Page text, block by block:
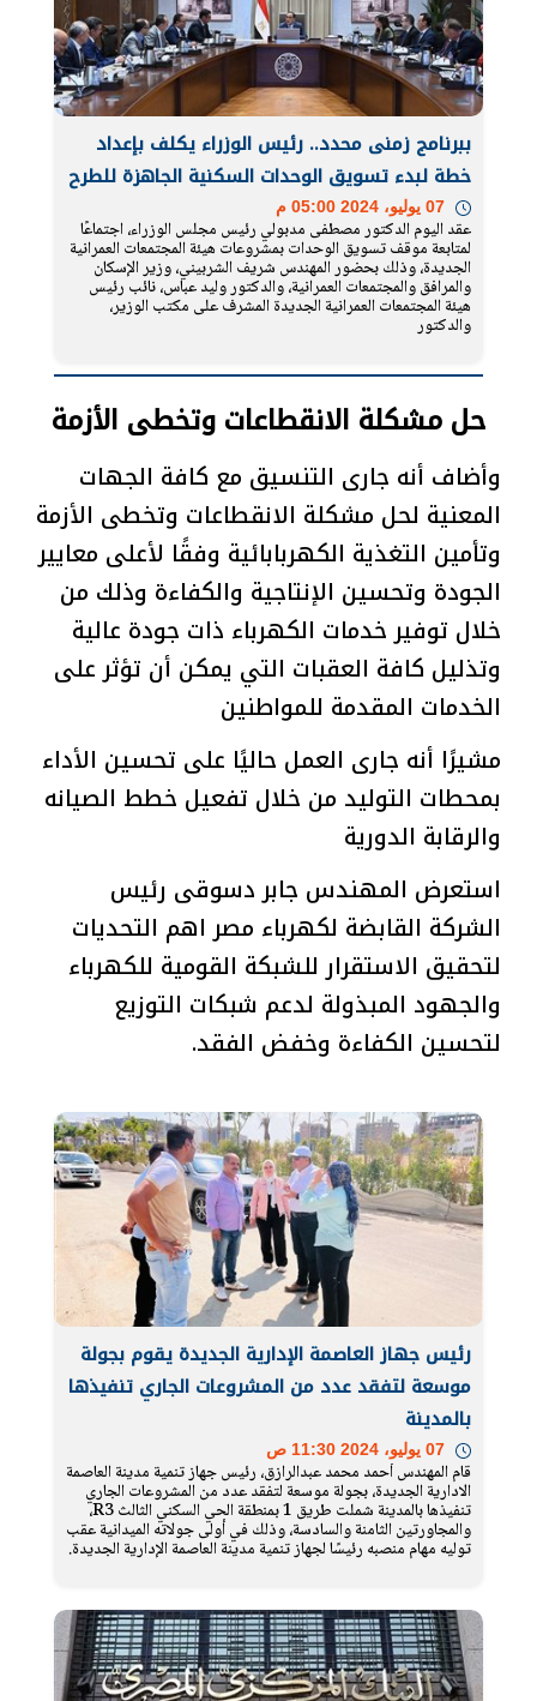
ببرنامج زمنى محدد.. رئيس الوزراء يكلف بإعداد
خطة لبدء تسويق الوحدات السكنية الجاهزة للطرح
عقد اليوم الدكتور مصطفى مدبولي رئيس مجلس الوزراء، اجتماعًا
لمتابعة موقف تسويق الوحدات بمشروعات هيئة المجتمعات العمرانية
الجديدة، وذلك بحضور المهندس شريف الشربيني، وزير الإسكان
والمرافق والمجتمعات العمرانية، والدكتور وليد عباس، نائب رئيس
هيئة المجتمعات العمرانية الجديدة المشرف على مكتب الوزير،
والدكتور
حل مشكلة الانقطاعات وتخطى الأزمة
وأضاف أنه جارى التنسيق مع كافة الجهات
المعنية لحل مشكلة الانقطاعات وتخطى الأزمة
وتأمين التغذية الكهربابائية وفقًا لأعلى معايير
الجودة وتحسين الإنتاجية والكفاءة وذلك من
خلال توفير خدمات الكهرباء ذات جودة عالية
وتذليل كافة العقبات التي يمكن أن تؤثر على
الخدمات المقدمة للمواطنين
مشيرًا أنه جارى العمل حاليًا على تحسين الأداء
بمحطات التوليد من خلال تفعيل خطط الصيانه
والرقابة الدورية
استعرض المهندس جابر دسوقى رئيس
الشركة القابضة لكهرباء مصر اهم التحديات
لتحقيق الاستقرار للشبكة القومية للكهرباء
والجهود المبذولة لدعم شبكات التوزيع
لتحسين الكفاءة وخفض الفقد.
رئيس جهاز العاصمة الإدارية الجديدة يقوم بجولة
موسعة لتفقد عدد من المشروعات الجاري تنفيذها
بالمدينة
قام المهندس أحمد محمد عبدالرازق، رئيس جهاز تنمية مدينة العاصمة
الادارية الجديدة، بجولة موسعة لتفقد عدد من المشروعات الجاري
تنفيذها بالمدينة شملت طريق 1 بمنطقة الحي السكني الثالث R3،
والمجاورتين الثامنة والسادسة، وذلك في أولى جولاته الميدانية عقب
توليه مهام منصبه رئيسًا لجهاز تنمية مدينة العاصمة الإدارية الجديدة.